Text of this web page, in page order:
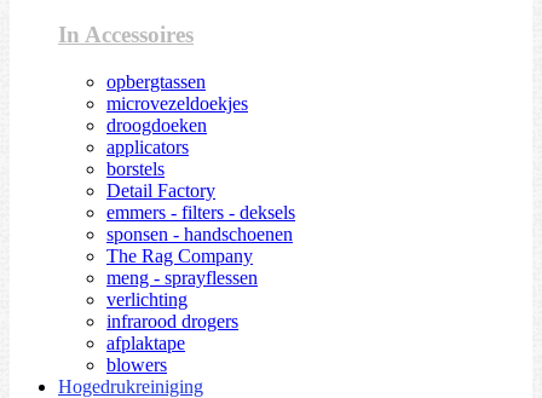
In Accessoires
opbergtassen
microvezeldoekjes
droogdoeken
applicators
borstels
Detail Factory
emmers - filters - deksels
sponsen - handschoenen
The Rag Company
meng - sprayflessen
verlichting
infrarood drogers
afplaktape
blowers
Hogedrukreiniging